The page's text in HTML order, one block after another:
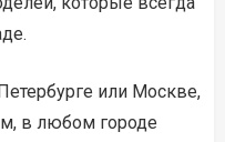
или Москве,
в любом городе